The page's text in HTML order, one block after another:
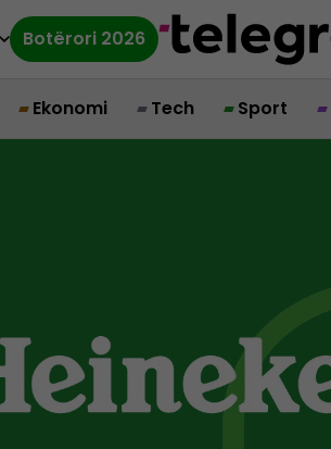
Botërori 2026
Ekonomi Tech Sport